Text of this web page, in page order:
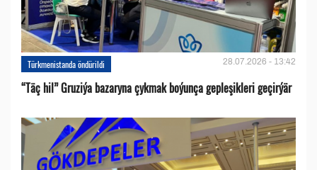
Türkmenistanda öndürildi 28.07.2026 - 13:42
“Täç hil” Gruziýa bazaryna çykmak boýunça gepleşikleri geçirýär